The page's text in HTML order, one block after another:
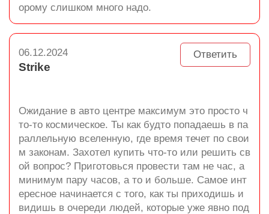
орому слишком много надо.
Ответить
06.12.2024
Strike
Ожидание в авто центре максимум это просто ч
то-то космическое. Ты как будто попадаешь в па
раллельную вселенную, где время течет по свои
м законам. Захотел купить что-то или решить св
ой вопрос? Приготовься провести там не час, а
минимум пару часов, а то и больше. Самое инт
ересное начинается с того, как ты приходишь и
видишь в очереди людей, которые уже явно под